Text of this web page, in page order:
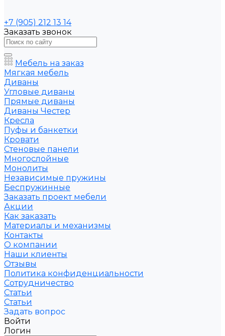
+7 (905) 212 13 14
Заказать звонок
Мебель на заказ
Мягкая мебель
Диваны
Угловые диваны
Прямые диваны
Диваны Честер
Кресла
Пуфы и банкетки
Кровати
Стеновые панели
Многослойные
Монолиты
Независимые пружины
Беспружинные
Заказать проект мебели
Акции
Как заказать
Материалы и механизмы
Контакты
О компании
Наши клиенты
Отзывы
Политика конфиденциальности
Сотрудничество
Статьи
Статьи
Задать вопрос
Войти
Логин